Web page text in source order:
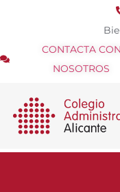
CONTACTA CON
NOSOTROS